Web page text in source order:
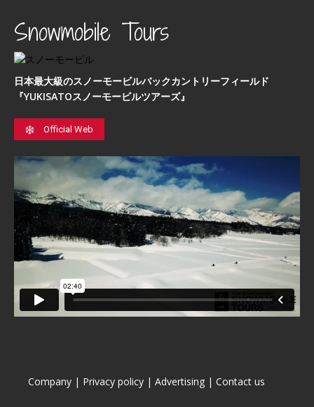
Snowmobile Tours
日本最⼤級のスノーモービルバックカントリーフィールド
『YUKISATOスノーモービルツアーズ』
Official Web
Company | Privacy policy | Advertising | Contact us